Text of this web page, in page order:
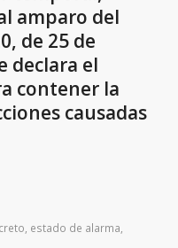
amparo del
de 25 de
declara el
contener la
causadas
estado de alarma